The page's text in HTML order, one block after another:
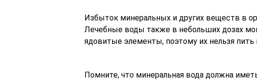
Избыток минеральных и других веществ в
Лечебные воды также в небольших дозах
ядовитые элементы, поэтому их нельзя пить
Помните, что минеральная вода должна